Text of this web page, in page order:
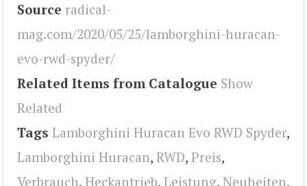
Source radical-
mag.com/2020/05/25/lamborghini-huracan-
evo-rwd-spyder/
Related Items from Catalogue Show
Related
Tags Lamborghini Huracan Evo RWD Spyder,
Lamborghini Huracan, RWD, Preis,
Verbrauch, Heckantrieb, Leistung, Neuheiten,